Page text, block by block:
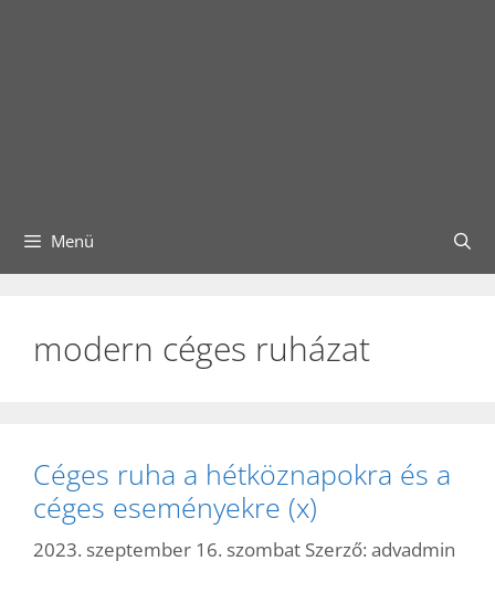
Menü
modern céges ruházat
Céges ruha a hétköznapokra és a
céges eseményekre (x)
2023. szeptember 16. szombat Szerző: advadmin